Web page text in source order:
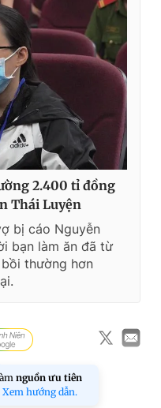
2.400 tỉ đồng
Thái Luyện
bị cáo Nguyễn
bạn làm ăn đã từ
thường hơn
nguồn ưu tiên
Xem hướng dẫn.